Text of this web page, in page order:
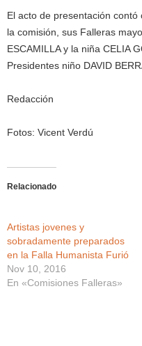
El acto de presentación
la comisión, sus Falleras
ESCAMILLA y la niña CELIA
Presidentes niño DAVID
Redacción
Fotos: Vicent Verdú
Relacionado
Artistas jovenes y
sobradamente preparados
en la Falla Humanista Furió
Nov 10, 2016
En «Comisiones Falleras»